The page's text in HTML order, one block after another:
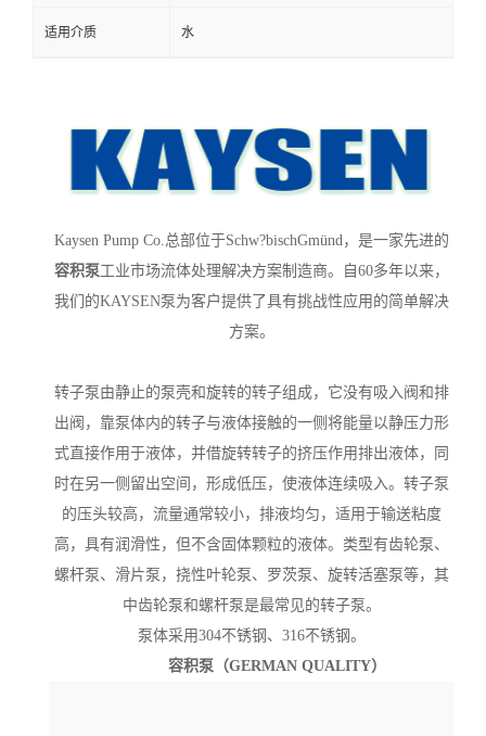
适用介质 水
Kaysen Pump Co.总部位于Schw?bischGmünd，是一家先进的
容积泵工业市场流体处理解决方案制造商。自60多年以来，
我们的KAYSEN泵为客户提供了具有挑战性应用的简单解决
方案。
转子泵由静止的泵壳和旋转的转子组成，它没有吸入阀和排
出阀，靠泵体内的转子与液体接触的一侧将能量以静压力形
式直接作用于液体，并借旋转转子的挤压作用排出液体，同
时在另一侧留出空间，形成低压，使液体连续吸入。转子泵
的压头较高，流量通常较小，排液均匀，适用于输送粘度
高，具有润滑性，但不含固体颗粒的液体。类型有齿轮泵、
螺杆泵、滑片泵，挠性叶轮泵、罗茨泵、旋转活塞泵等，其
中齿轮泵和螺杆泵是最常见的转子泵。
泵体采用304不锈钢、316不锈钢。
容积泵 （GERMAN QUALITY）